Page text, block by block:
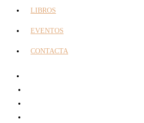
LIBROS
EVENTOS
CONTACTA